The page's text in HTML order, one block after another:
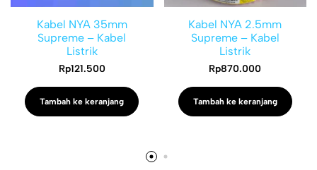
Kabel NYA 35mm
Supreme – Kabel
Listrik
Rp121.500
Tambah ke keranjang
Kabel NYA 2.5mm
Supreme – Kabel
Listrik
Rp870.000
Tambah ke keranjang